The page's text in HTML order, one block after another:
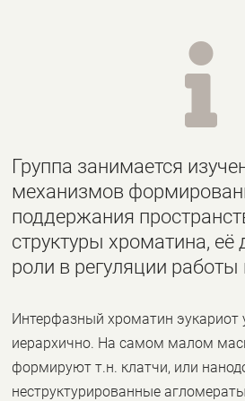

Группа занимается
механизмов
поддержания
структуры хроматина, её
роли в регуляции работы
Интерфазный хроматин эукариот
иерархично. На самом малом
формируют т.н. клатчи, или
неструктурированные